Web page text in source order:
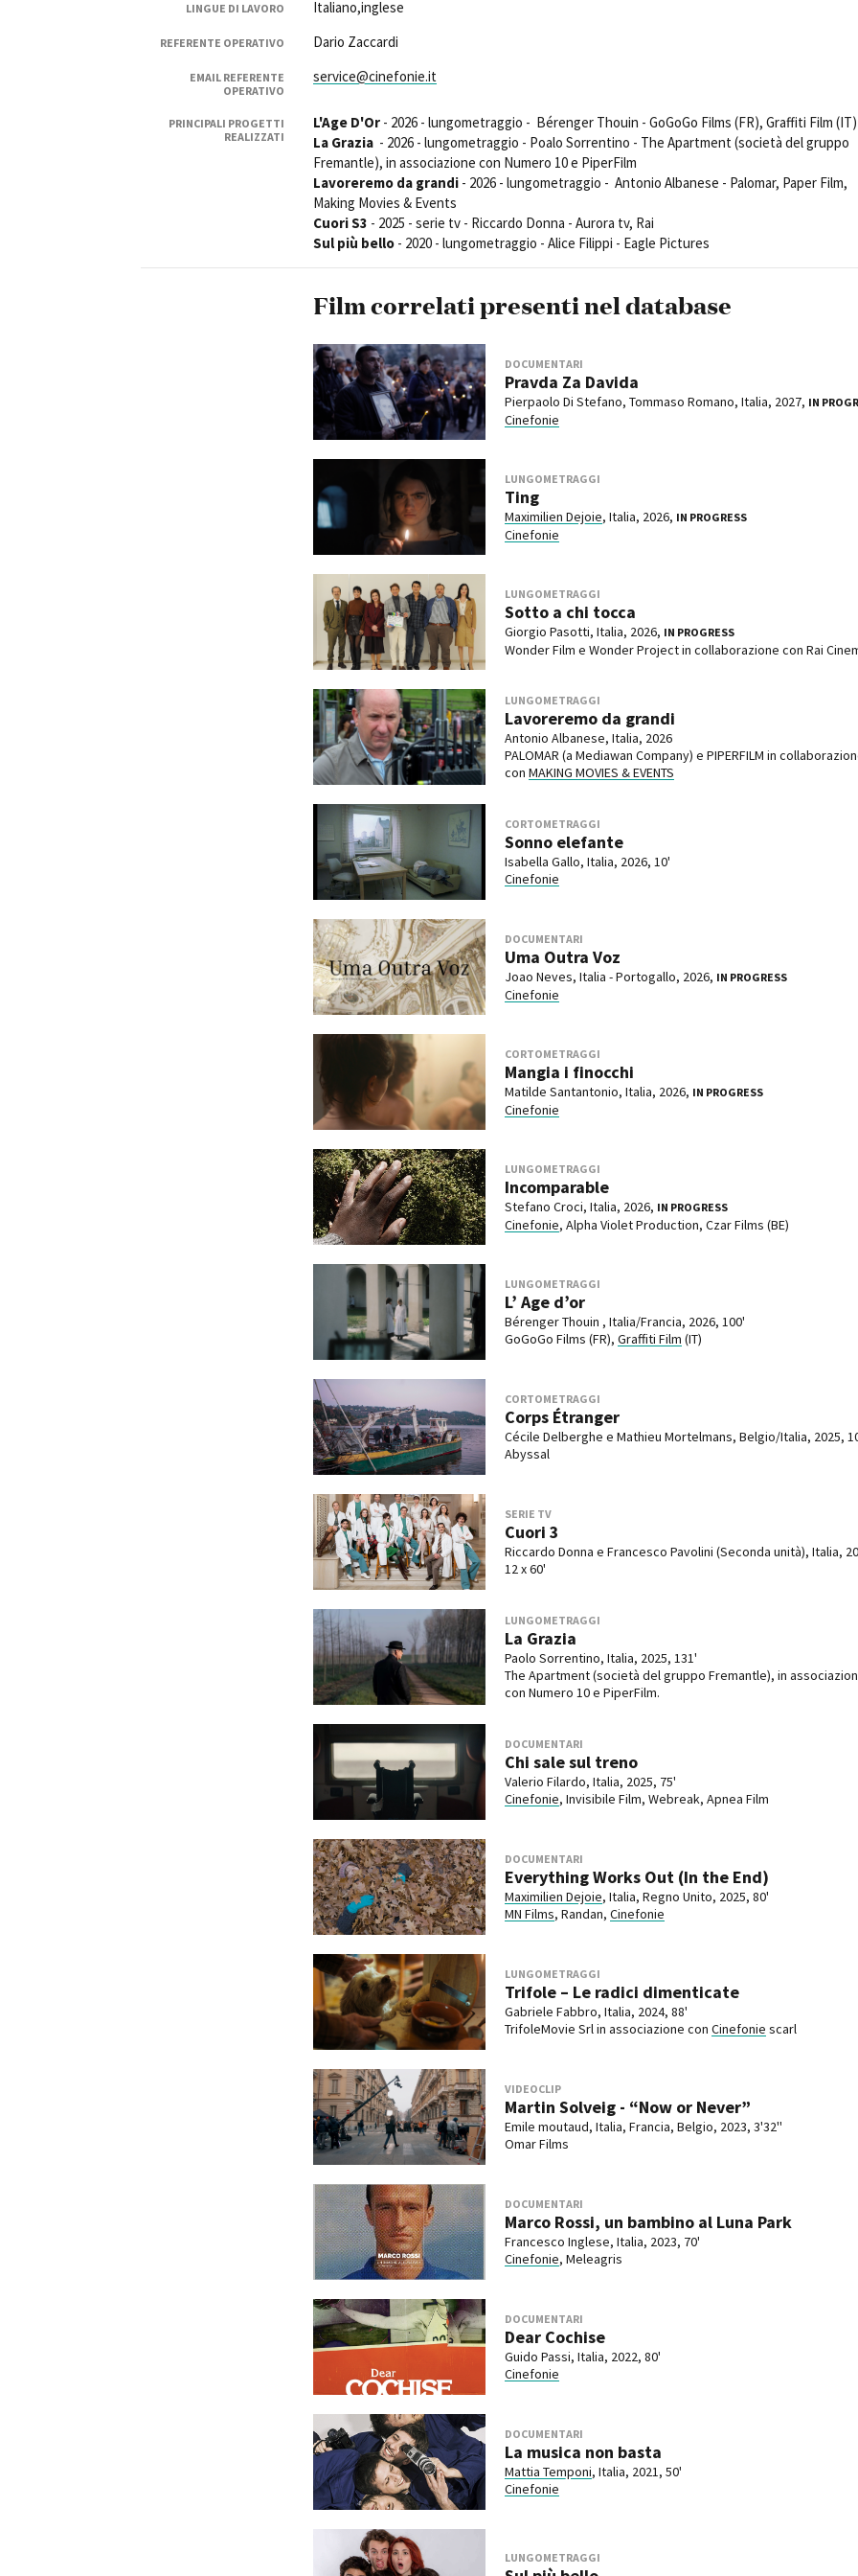
Amministrazione trasparente Bandi e gare Contatti Privacy Cookie policy Whistleblowing Credits
LINGUE DI LAVORO Italiano,inglese
REFERENTE OPERATIVO Dario Zaccardi
EMAIL REFERENTE
OPERATIVO
service@cinefonie.it
PRINCIPALI PROGETTI
REALIZZATI
L'Age D'Or- 2026 - lungometraggio - Bérenger Thouin - GoGoGo Films (FR), Graffiti Film (IT)
La Grazia- 2026 - lungometraggio - Poalo Sorrentino - The Apartment (società del gruppo
Fremantle), in associazione con Numero 10 e PiperFilm
Lavoreremo da grandi- 2026 - lungometraggio - Antonio Albanese - Palomar, Paper Film,
Making Movies & Events
Cuori S3 - 2025 - serie tv - Riccardo Donna - Aurora tv, Rai
Sul più bello- 2020 - lungometraggio - Alice Filippi - Eagle Pictures
Film correlati presenti nel database
DOCUMENTARI
Pravda Za Davida
Pierpaolo Di Stefano, Tommaso Romano, Italia, 2027, IN
Cinefonie
LUNGOMETRAGGI
Ting
Maximilien Dejoie, Italia, 2026, IN PROGRESS
Cinefonie
LUNGOMETRAGGI
Sotto a chi tocca
Giorgio Pasotti, Italia, 2026, IN PROGRESS
Wonder Film e Wonder Project in collaborazione con Rai
LUNGOMETRAGGI
Lavoreremo da grandi
Antonio Albanese, Italia, 2026
PALOMAR (a Mediawan Company) e PIPERFILM in
con MAKING MOVIES & EVENTS
CORTOMETRAGGI
Sonno elefante
Isabella Gallo, Italia, 2026, 10'
Cinefonie
DOCUMENTARI
Uma Outra Voz
Joao Neves, Italia - Portogallo, 2026, IN PROGRESS
Cinefonie
CORTOMETRAGGI
Mangia i finocchi
Matilde Santantonio, Italia, 2026, IN PROGRESS
Cinefonie
LUNGOMETRAGGI
Incomparable
Stefano Croci, Italia, 2026, IN PROGRESS
Cinefonie, Alpha Violet Production, Czar Films (BE)
LUNGOMETRAGGI
L’ Age d’or
Bérenger Thouin , Italia/Francia, 2026, 100'
GoGoGo Films (FR), Graffiti Film (IT)
CORTOMETRAGGI
Corps Étranger
Cécile Delberghe e Mathieu Mortelmans, Belgio/Italia, 2025,
Abyssal
SERIE TV
Cuori 3
Riccardo Donna e Francesco Pavolini (Seconda unità), Italia,
12 x 60'
LUNGOMETRAGGI
La Grazia
Paolo Sorrentino, Italia, 2025, 131'
The Apartment (società del gruppo Fremantle), in
con Numero 10 e PiperFilm.
DOCUMENTARI
Chi sale sul treno
Valerio Filardo, Italia, 2025, 75'
Cinefonie, Invisibile Film, Webreak, Apnea Film
DOCUMENTARI
Everything Works Out (In the End)
Maximilien Dejoie, Italia, Regno Unito, 2025, 80'
MN Films, Randan, Cinefonie
LUNGOMETRAGGI
Trifole – Le radici dimenticate
Gabriele Fabbro, Italia, 2024, 88'
TrifoleMovie Srl in associazione con Cinefonie scarl
VIDEOCLIP
Martin Solveig - “Now or Never”
Emile moutaud, Italia, Francia, Belgio, 2023, 3'32''
Omar Films
DOCUMENTARI
Marco Rossi, un bambino al Luna Park
Francesco Inglese, Italia, 2023, 70'
Cinefonie, Meleagris
DOCUMENTARI
Dear Cochise
Guido Passi, Italia, 2022, 80'
Cinefonie
DOCUMENTARI
La musica non basta
Mattia Temponi, Italia, 2021, 50'
Cinefonie
LUNGOMETRAGGI